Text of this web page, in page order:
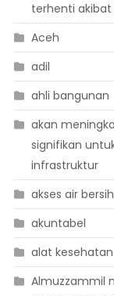
terhenti
Aceh
adil
ahli bangunan
akan
signifikan
infrastruktur
akses air bersih
akuntabel
alat kesehatan
Almuzzammil